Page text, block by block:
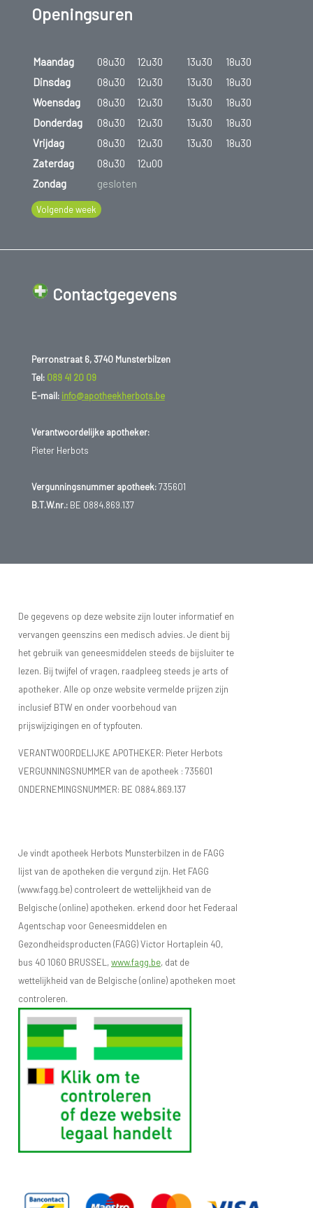
Openingsuren
Maandag 08u30 12u30 13u30
18u30
Dinsdag
08u30 12u30 13u30
18u30
Woensdag
08u30 12u30 13u30
18u30
Donderdag
08u30 12u30 13u30
18u30
Vrijdag
08u30 12u30 13u30
18u30
Zaterdag
08u30
12u00
Zondag
gesloten
Volgende week
Contactgegevens
Perronstraat 6, 3740 Munsterbilzen
Tel: 089 41 20 09
E-mail: info@apotheekherbots.be
Verantwoordelijke apotheker:
Pieter Herbots
Vergunningsnummer apotheek:735601
B.T.W.nr.:BE 0884.869.137
De gegevens op deze website zijn louter informatief en
vervangen geenszins een medisch advies. Je dient bij
het gebruik van geneesmiddelen steeds de bijsluiter te
lezen. Bij twijfel of vragen, raadpleeg steeds je arts of
apotheker. Alle op onze website vermelde prijzen zijn
inclusief BTW en onder voorbehoud van
prijswijzigingen en of typfouten.
VERANTWOORDELIJKE APOTHEKER: Pieter Herbots
VERGUNNINGSNUMMER van de apotheek : 735601
ONDERNEMINGSNUMMER: BE 0884.869.137
Je vindt apotheek Herbots Munsterbilzen in de FAGG
lijst van de apotheken die vergund zijn. Het FAGG
(www.fagg.be) controleert de wettelijkheid van de
Belgische (online) apotheken. erkend door het Federaal
Agentschap voor Geneesmiddelen en
Gezondheidsproducten (FAGG) Victor Hortaplein 40,
bus 40 1060 BRUSSEL,www.fagg.be, dat de
wettelijkheid van de Belgische (online) apotheken moet
controleren.